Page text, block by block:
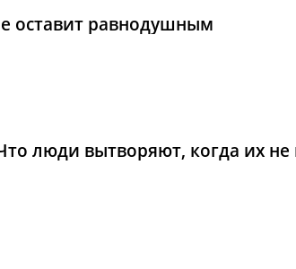
оставит равнодушным
люди вытворяют, когда их не